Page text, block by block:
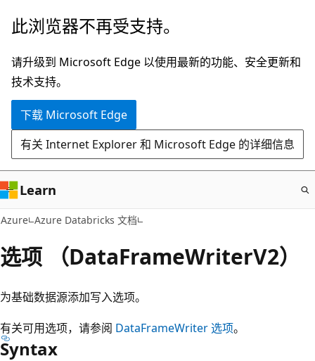
跳
主
要
内
此浏览器不再受支持。
请升级到 Microsoft Edge 以使用最新的功能、安全更新和
技术支持。
下载 Microsoft Edge
有关 Internet Explorer 和 Microsoft Edge 的详细信息
Learn
Azure Azure Databricks 文档
选项 （DataFrameWriterV2）
为基础数据源添加写入选项。
有关可用选项，请参阅 DataFrameWriter 选项。
Syntax